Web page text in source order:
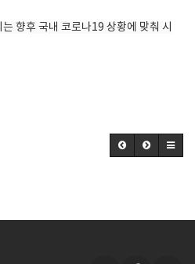
향후 국내 코로나19 상황에 맞춰 시